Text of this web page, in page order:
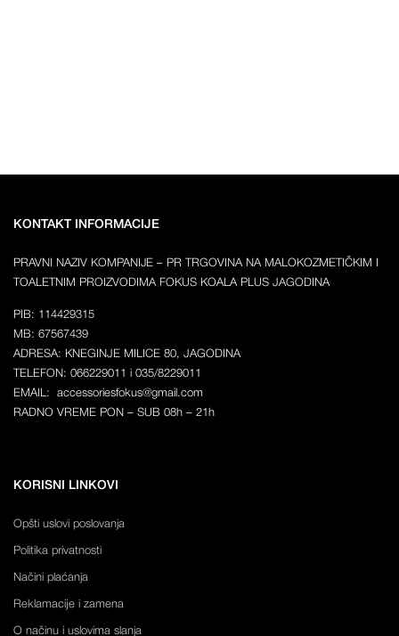
KONTAKT INFORMACIJE
PRAVNI NAZIV KOMPANIJE – PR TRGOVINA NA MALOKOZMETIČKIM I
TOALETNIM PROIZVODIMA FOKUS KOALA PLUS JAGODINA
PIB: 114429315
MB: 67567439
ADRESA: KNEGINJE MILICE 80, JAGODINA
TELEFON: 066229011 i 035/8229011
EMAIL: accessoriesfokus@gmail.com
RADNO VREME PON – SUB 08h – 21h
KORISNI LINKOVI
Opšti uslovi poslovanja
Politika privatnosti
Načini plaćanja
Reklamacije i zamena
O načinu i uslovima slanja